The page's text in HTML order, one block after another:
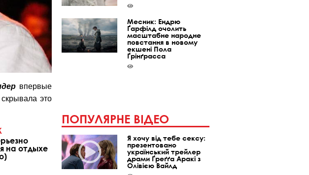
впервые
это
на отдыхе
Месник: Ендрю
Ґарфілд очолить
масштабне народне
повстання в новому
екшені Пола
Ґрінґрасса
ПОПУЛЯРНЕ ВІДЕО
Я хочу від тебе сексу:
презентовано
український трейлер
драми Ґреґґа Аракі з
Олівією Вайлд